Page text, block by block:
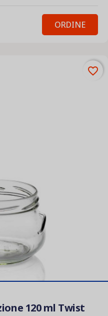
ORDINE
120 ml Twist
favorite_border